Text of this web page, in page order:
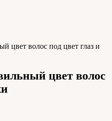
цвет волос под цвет глаз и
цвет волос